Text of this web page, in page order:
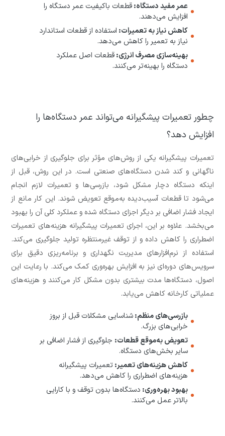
عمر مفید دستگاه:قطعات باکیفیت عمر دستگاه را
افزایش می‌دهند.
کاهش نیاز به تعمیرات: استفاده از قطعات استاندارد
نیاز به تعمیر را کاهش می‌دهد.
بهینه‌سازی مصرف انرژی:قطعات اصل عملکرد
دستگاه را بهینه‌تر می‌کنند.
چطور تعمیرات پیشگیرانه می‌تواند عمر دستگاه‌ها را
افزایش دهد؟
تعمیرات پیشگیرانه یکی از روش‌های مؤثر برای جلوگیری از خرابی‌های
ناگهانی و کند شدن دستگاه‌های صنعتی است. در این روش، قبل از
اینکه دستگاه دچار مشکل شود، بازرسی‌ها و تعمیرات لازم انجام
می‌شود تا قطعات آسیب‌دیده به‌موقع تعویض شوند. این کار مانع از
ایجاد فشار اضافی بر دیگر اجزای دستگاه شده و عملکرد کلی آن را بهبود
می‌بخشد. علاوه بر این، اجرای تعمیرات پیشگیرانه هزینه‌های تعمیرات
اضطراری را کاهش داده و از توقف غیرمنتظره تولید جلوگیری می‌کند.
استفاده از نرم‌افزارهای مدیریت نگهداری و برنامه‌ریزی دقیق برای
سرویس‌های دوره‌ای نیز به افزایش بهره‌وری کمک می‌کند. با رعایت این
اصول، دستگاه‌ها مدت بیشتری بدون مشکل کار می‌کنند و هزینه‌های
عملیاتی کارخانه کاهش می‌یابد.
بازرسی‌های منظم:شناسایی مشکلات قبل از بروز
خرابی‌های بزرگ.
تعویض به‌موقع قطعات: جلوگیری از فشار اضافی بر
سایر بخش‌های دستگاه.
کاهش هزینه‌های تعمیر:تعمیرات پیشگیرانه
هزینه‌های اضطراری را کاهش می‌دهد.
بهبود بهره‌وری: دستگاه‌ها بدون توقف و با کارایی
بالاتر عمل می‌کنند.